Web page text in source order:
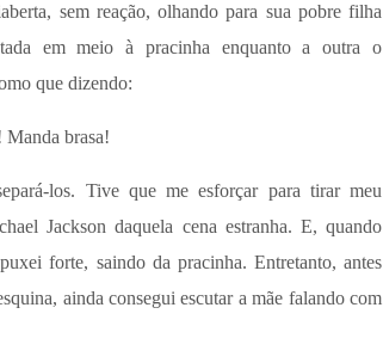
sem reação, olhando para sua pobre filha
em meio à pracinha enquanto a outra o
que dizendo:
Manda brasa!
los. Tive que me esforçar para tirar meu
Jackson daquela cena estranha. E, quando
forte, saindo da pracinha. Entretanto, antes
ainda consegui escutar a mãe falando com